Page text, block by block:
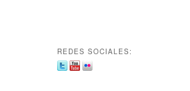
REDES SOCIALES: